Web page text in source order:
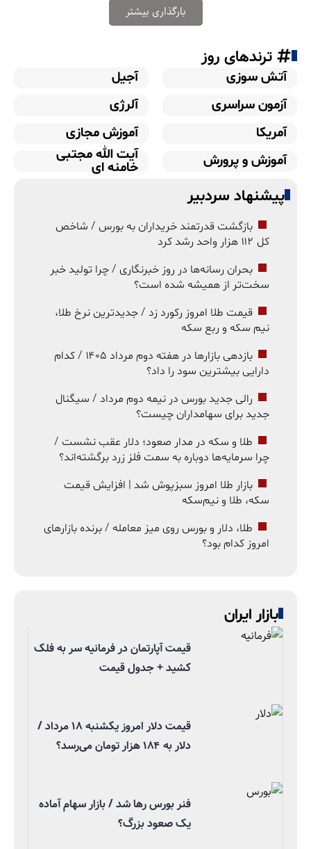
بارگذاری بیشتر
ترندهای روز
آتش سوزی
آجیل
آزمون سراسری
آلرژی
آمریکا
آموزش مجازی
آموزش و پرورش
آیت الله مجتبی
خامنه ای
پیشنهاد سردبیر
بازگشت قدرتمند خریداران به بورس / شاخص
کل ۱۱۲ هزار واحد رشد کرد
بحران رسانه‌ها در روز خبرنگاری / چرا تولید خبر
سخت‌تر از همیشه شده است؟
قیمت طلا امروز رکورد زد / جدیدترین نرخ طلا،
نیم سکه و ربع سکه
بازدهی بازارها در هفته دوم مرداد ۱۴۰۵ / کدام
دارایی بیشترین سود را داد؟
رالی جدید بورس در نیمه دوم مرداد / سیگنال
جدید برای سهامداران چیست؟
طلا و سکه در مدار صعود؛ دلار عقب نشست /
چرا سرمایه‌ها دوباره به سمت فلز زرد برگشته‌اند؟
بازار طلا امروز سبزپوش شد | افزایش قیمت
سکه، طلا و نیم‌سکه
طلا، دلار و بورس روی میز معامله / برنده بازارهای
امروز کدام بود؟
بازار ایران
قیمت آپارتمان در فرمانیه سر به فلک
کشید + جدول قیمت
قیمت دلار امروز یکشنبه ۱۸ مرداد /
دلار به ۱۸۴ هزار تومان می‌رسد؟
فنر بورس رها شد / بازار سهام آماده
یک صعود بزرگ؟